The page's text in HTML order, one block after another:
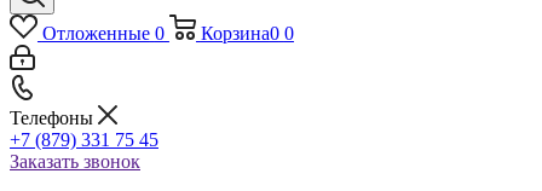
Отложенные 0 Корзина0 0
Телефоны
+7 (879) 331 75 45
Заказать звонок